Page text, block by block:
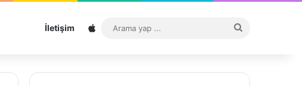
İletişim Sitemap
...